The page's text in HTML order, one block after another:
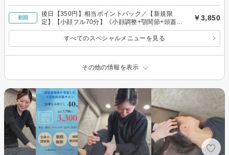
初回
後日【350円】相当ポイントバック／【新規限
定】【小顔フル70分】《小顔調整+顎関節+頭蓋骨
+顔脂肪分解+リンパ》通常13200円
￥3,850
すべてのスペシャルメニューを見る
その他の情報を表示